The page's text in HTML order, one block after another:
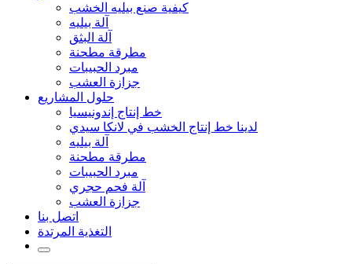
كيفية صنع بيليه الخشب
آلة بيليه
آلة البثق
مطرقة مطحنة
مبرد الحبيبات
جزازة العشب
حلول المشاريع
خط إنتاج إندونيسيا
لدينا خط إنتاج الخشب في لانكا سيدي
آلة بيليه
مطرقة مطحنة
مبرد الحبيبات
آلة فحم حجري
جزازة العشب
اتصل بنا
التغذية المرتدة